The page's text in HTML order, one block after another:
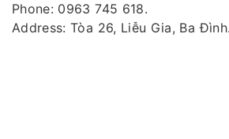
Phone: 0963 745 618.
Address: Tòa 26, Liễu Gia, Ba Đình.